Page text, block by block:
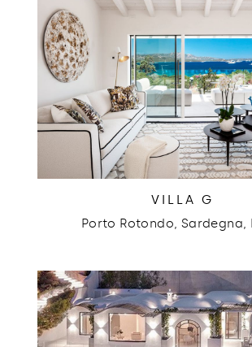
VILLA G
Porto Rotondo, Sardegna,